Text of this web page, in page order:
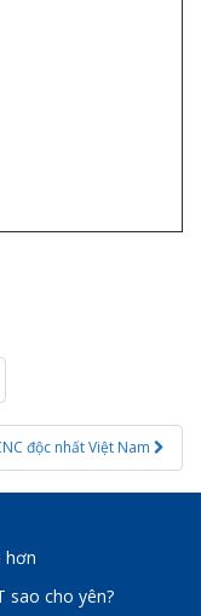
độc nhất Việt Nam
hơn
sao cho yên?